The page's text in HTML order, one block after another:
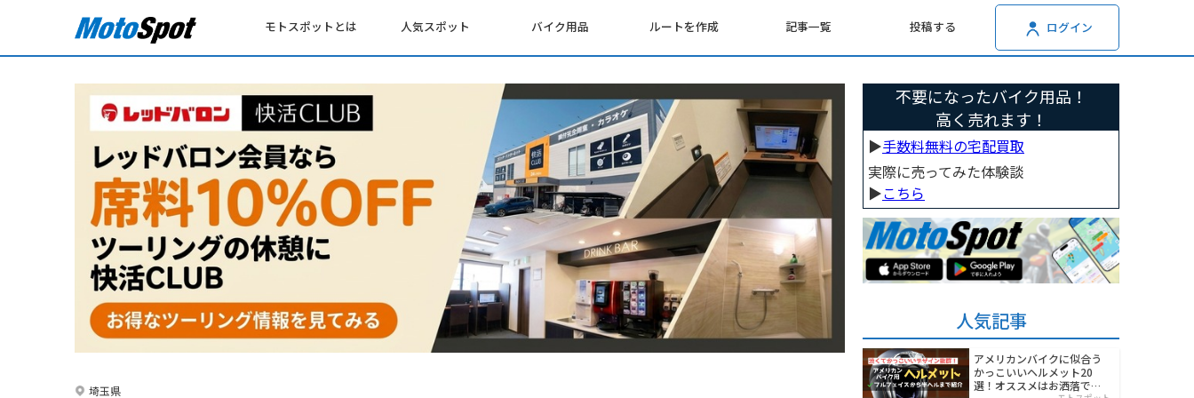
モトスポットとは 人気スポット バイク用品 ルートを作成 記事一覧 投稿する ログイン
埼玉県
不要になったバイク用品！
高く売れます！
▶︎手数料無料の宅配買取
実際に売ってみた体験談
▶︎こちら
人気記事
アメリカンバイクに似合う
かっこいいヘルメット20
選！オススメはお洒落でワ